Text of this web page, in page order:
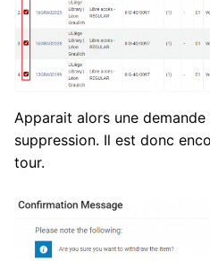
Apparait alors une
suppression. Il est donc
tour.